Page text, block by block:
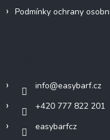
Podmínky ochrany
info@easybarf.cz
+420 777 822 201
easybarfcz